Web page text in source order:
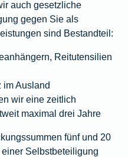
auch gesetzliche
gegen Sie als
sind Bestandteil:
Reitutensilien
im Ausland
wir eine zeitlich
maximal drei Jahre
fünf und 20
Selbstbeteiligung